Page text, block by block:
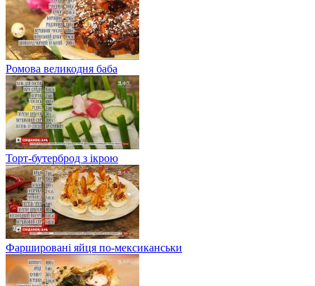
Ромова великодня баба
Торт-бутерброд з ікрою
Фаршировані яйця по-мексиканськи